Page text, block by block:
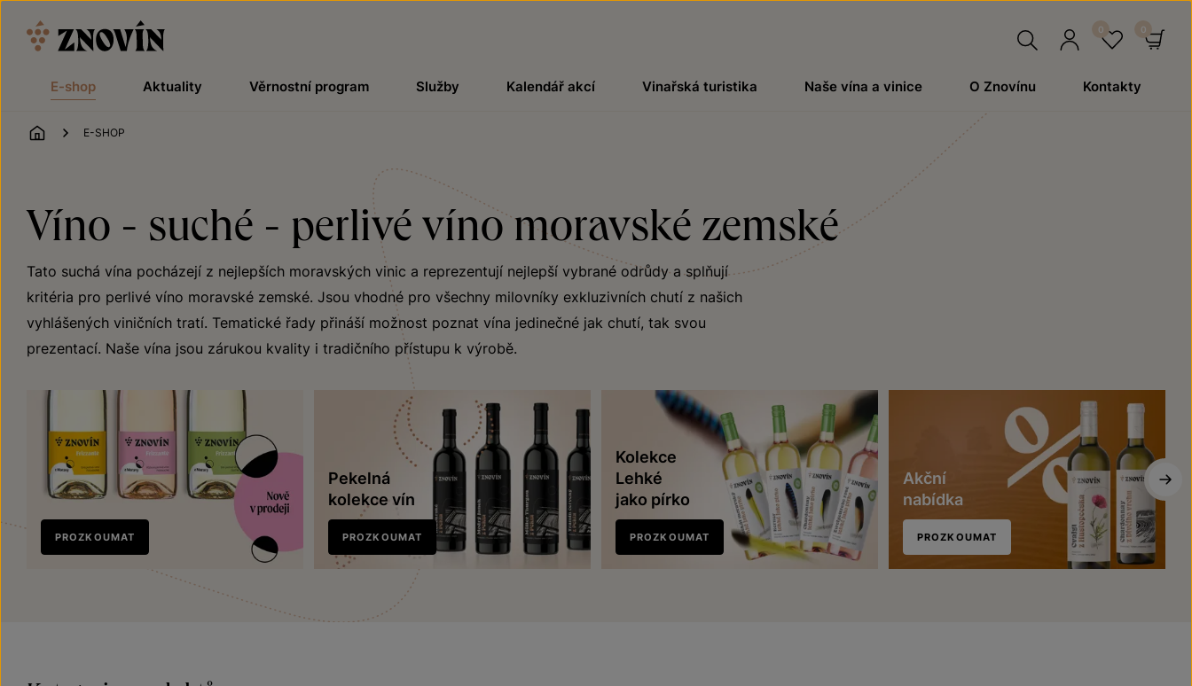
E-shop Aktuality Věrnostní program Služby Kalendář akcí Vinařská turistika Naše vína a vinice O Znovínu Kontakty
ÚVOD
E-SHOP
Víno - suché - perlivé víno moravské zemské
Tato suchá vína pocházejí z nejlepších moravských vinic a reprezentují nejlepší vybrané odrůdy a splňují
kritéria pro perlivé víno moravské zemské. Jsou vhodné pro všechny milovníky exkluzivních chutí z našich
vyhlášených viničních tratí. Tematické řady přináší možnost poznat vína jedinečné jak chutí, tak svou
prezentací. Naše vína jsou zárukou kvality i tradičního přístupu k výrobě.
Nově
v prodeji
PROZKOUMAT
Pekelná
kolekce vín
PROZKOUMAT
Kolekce
Lehké
jako pírko
PROZKOUMAT
Akční
nabídka
PROZKOUMAT